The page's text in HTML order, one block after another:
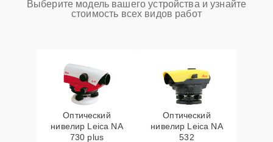
Выберите модель вашего устройства и узнайте
стоимость всех видов работ
Оптический
нивелир Leica NA
730 plus
Оптический
нивелир Leica NA
532